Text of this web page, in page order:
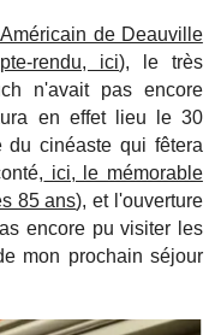
de Deauville
rendu, ici), le très
n'avait pas encore
en effet lieu le 30
du cinéaste qui fêtera
ici, le mémorable
85 ans), et l'ouverture
encore pu visiter les
mon prochain séjour